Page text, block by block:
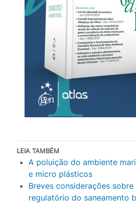
LEIA TAMBÉM
A poluição do ambiente
e micro plásticos
Breves considerações
regulatório do saneamento